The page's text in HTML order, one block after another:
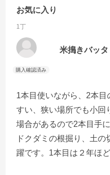
お気に入り
1丁
米搗きバッタ
1本目使いながら、2本
すい、狭い場所でも小回
場合があるので2本目手
ドクダミの根掘り、土
躍です。1本目は２年ほ